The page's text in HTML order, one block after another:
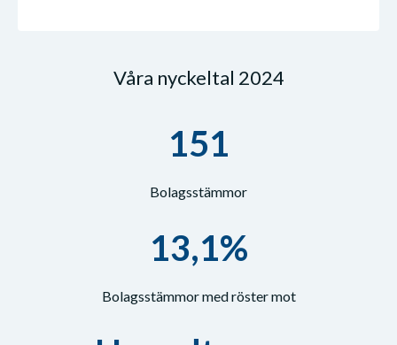
Våra nyckeltal 2024
151
Bolagsstämmor
13,1%
Bolagsstämmor med röster mot